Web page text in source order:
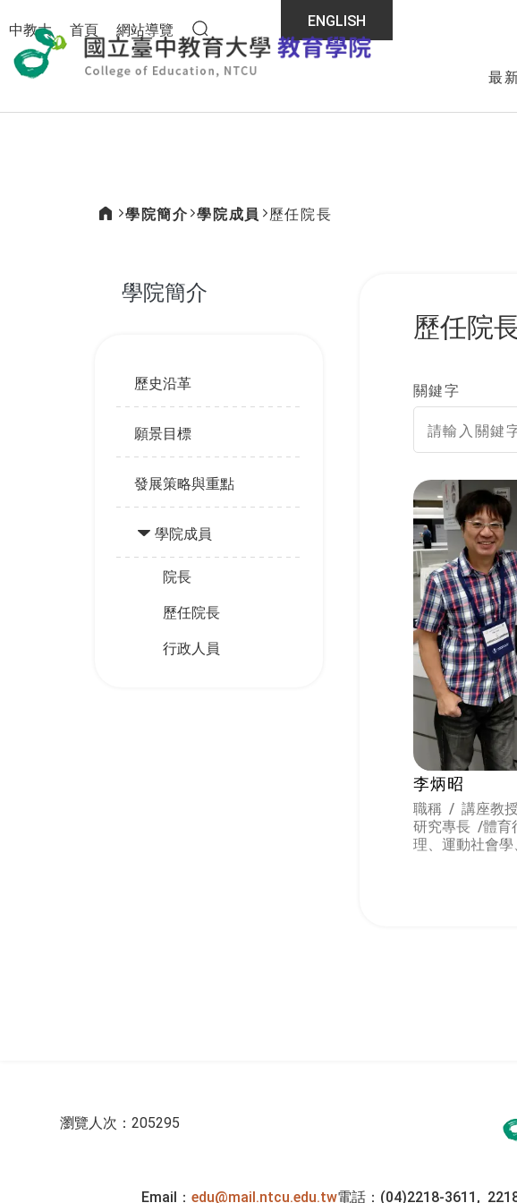
中教大
首頁
網站導覽
全站搜尋
ENGLISH
教育學院
最
學院簡介 學院成員 歷任院長
學院簡介
歷史沿革
願景目標
發展策略與重點
學院成員
院長
歷任院長
行政人員
歷任院
關鍵字
李炳昭
職稱 / 講座教授
研究專長 /體育
理、運動社會
瀏覽人次：205295
Email： edu@mail.ntcu.edu.tw電話：(04)2218-3611,